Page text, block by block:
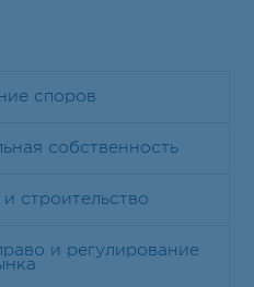
споров
собственность
строительство
и регулирование